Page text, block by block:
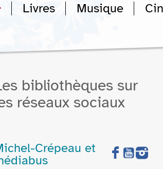
Livres Musique
bibliothèques sur
réseaux sociaux
Crépeau et